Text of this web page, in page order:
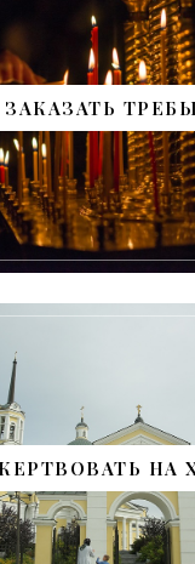
ЗАКАЗАТЬ ТРЕБЫ
НА